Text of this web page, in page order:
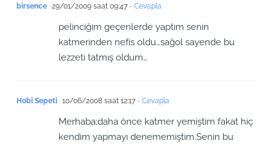
birsence 29/01/2009 saat 09:47- Cevapla
pelinciğim geçenlerde yaptım senin
katmerinden nefis oldu…sağol sayende bu
lezzeti tatmış oldum…
Hobi Sepeti 10/06/2008 saat 12:17- Cevapla
Merhaba;daha önce katmer yemiştim fakat hiç
kendim yapmayı denememiştim.Senin bu